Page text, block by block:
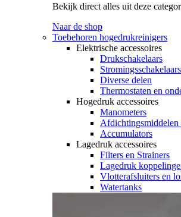
Bekijk direct alles uit deze
Naar de shop
Toebehoren hogedrukreinigers
Elektrische accessoires
Drukschakelaars
Stromingsschakelaars
Diverse delen
Thermostaten en
Hogedruk accessoires
Manometers
Afdichtingsmiddelen
Accumulators
Lagedruk accessoires
Filters en Strainers
Lagedruk
Vlotterafsluiters en
Watertanks